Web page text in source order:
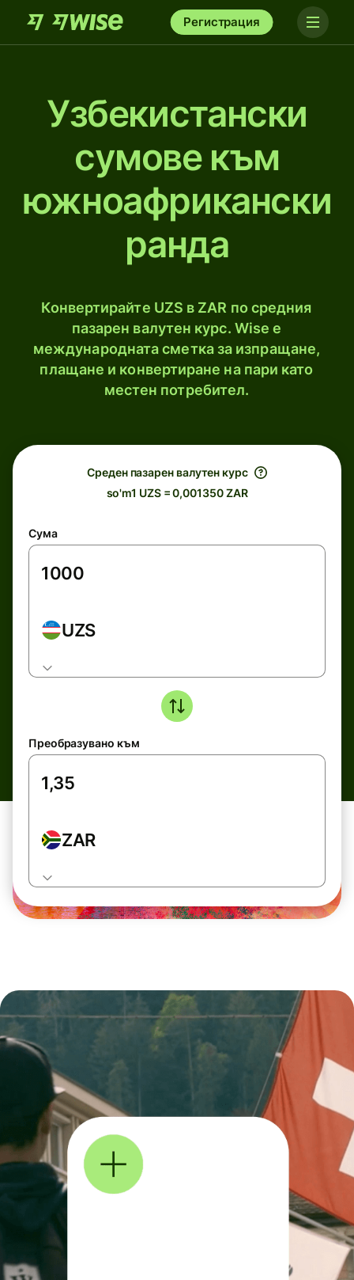
Регистрация
Узбекистански
сумове към
южноафрикански
рандa
Конвертирайте UZS в ZAR по средния
пазарен валутен курс. Wise е
международната сметка за изпращане,
плащане и конвертиране на пари като
местен потребител.
Среден пазарен валутен курс
so'm1 UZS = 0,001350 ZAR
Сума
UZS
Преобразувано към
ZAR